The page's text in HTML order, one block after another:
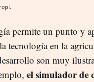
permite un punto y
tecnología en la
son muy
el simulador de